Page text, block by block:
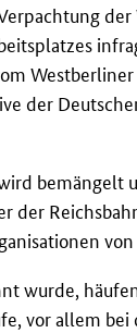
der
bemängelt
der
wurde,
vor allem